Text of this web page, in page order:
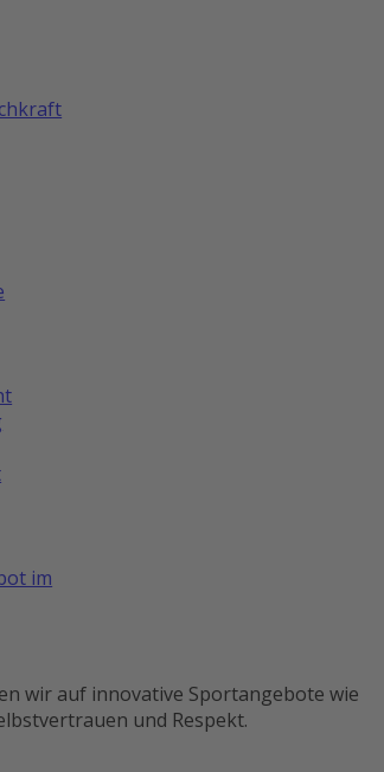
im
wir auf innovative Sportangebote wie
und Respekt.